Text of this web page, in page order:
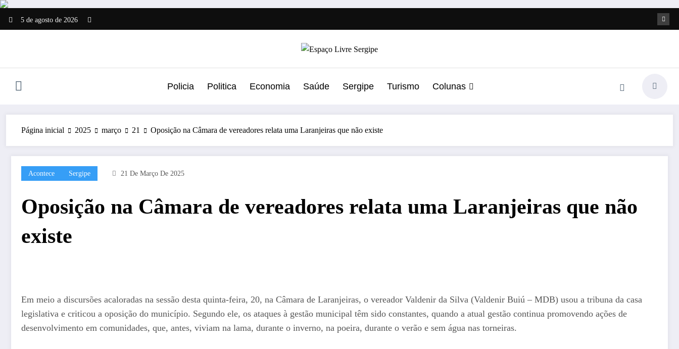
Pular
para
o
5 de agosto de 2026
Policia Politica Economia Saúde Sergipe Turismo Colunas
Página inicial 2025 março 21 Oposição na Câmara de vereadores relata uma Laranjeiras que não existe
Acontece Sergipe 21 De Março De 2025
Oposição na Câmara de vereadores relata uma Laranjeiras que não
existe
Em meio a discursões acaloradas na sessão desta quinta-feira, 20, na Câmara de Laranjeiras, o vereador Valdenir da Silva (Valdenir Buiú – MDB) usou a tribuna da casa
legislativa e criticou a oposição do município. Segundo ele, os ataques à gestão municipal têm sido constantes, quando a atual gestão continua promovendo ações de
desenvolvimento em comunidades, que, antes, viviam na lama, durante o inverno, na poeira, durante o verão e sem água nas torneiras.